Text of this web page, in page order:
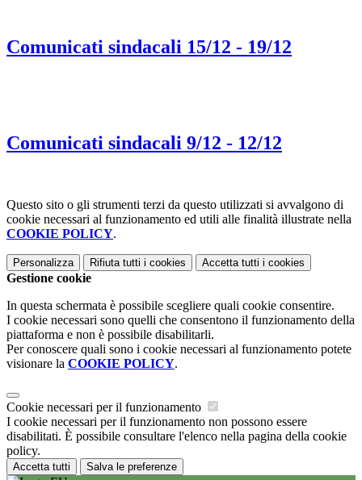
Comunicati sindacali 15/12 - 19/12
Comunicati sindacali 9/12 - 12/12
Questo sito o gli strumenti terzi da questo utilizzati si avvalgono di
cookie necessari al funzionamento ed utili alle finalità illustrate nella
COOKIE POLICY.
Personalizza Rifiuta tutti i cookies Accetta tutti i cookies
Gestione cookie
In questa schermata è possibile scegliere quali cookie consentire.
I cookie necessari sono quelli che consentono il funzionamento della
piattaforma e non è possibile disabilitarli.
Per conoscere quali sono i cookie necessari al funzionamento potete
visionare la COOKIE POLICY.
Cookie necessari per il funzionamento
I cookie necessari per il funzionamento non possono essere
disabilitati. È possibile consultare l'elenco nella pagina della cookie
policy.
Accetta tutti Salva le preferenze